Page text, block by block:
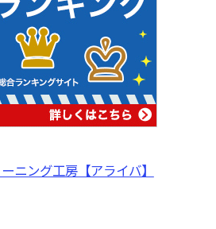
ニング工房【アライバ】